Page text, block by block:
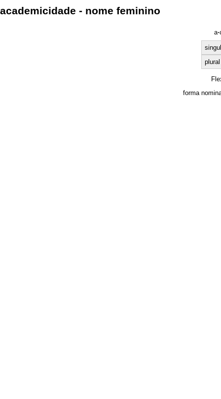
academicidade - nome feminino
a·
plural
forma